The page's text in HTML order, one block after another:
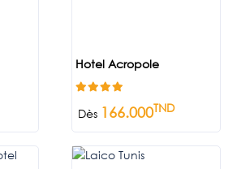
Hotel Acropole
Dès 166.000TND